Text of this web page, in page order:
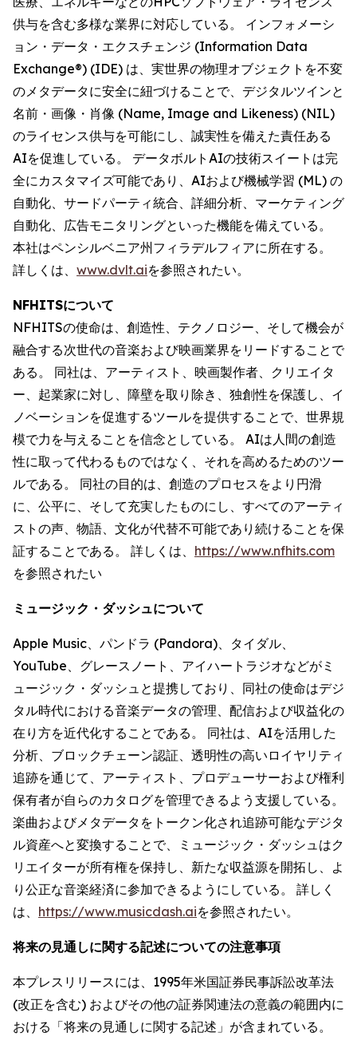
供与を含む多様な業界に対応している。 インフォメーシ
ョン・データ・エクスチェンジ (Information Data
Exchange®) (IDE) は、実世界の物理オブジェクトを不変
のメタデータに安全に紐づけることで、デジタルツインと
名前・画像・肖像 (Name, Image and Likeness) (NIL)
のライセンス供与を可能にし、誠実性を備えた責任ある
AIを促進している。 データボルトAIの技術スイートは完
全にカスタマイズ可能であり、AIおよび機械学習 (ML) の
自動化、サードパーティ統合、詳細分析、マーケティング
自動化、広告モニタリングといった機能を備えている。
本社はペンシルベニア州フィラデルフィアに所在する。
詳しくは、 www.dvlt.aiを参照されたい。
NFHITSについて
NFHITSの使命は、創造性、テクノロジー、そして機会が
融合する次世代の音楽および映画業界をリードすることで
ある。 同社は、アーティスト、映画製作者、クリエイタ
ー、起業家に対し、障壁を取り除き、独創性を保護し、イ
ノベーションを促進するツールを提供することで、世界規
模で力を与えることを信念としている。 AIは人間の創造
性に取って代わるものではなく、それを高めるためのツー
ルである。 同社の目的は、創造のプロセスをより円滑
に、公平に、そして充実したものにし、すべてのアーティ
ストの声、物語、文化が代替不可能であり続けることを保
証することである。 詳しくは、 https://www.nfhits.com
を参照されたい
ミュージック・ダッシュについて
Apple Music、パンドラ (Pandora)、タイダル、
YouTube、グレースノート、アイハートラジオなどがミ
ュージック・ダッシュと提携しており、同社の使命はデジ
タル時代における音楽データの管理、配信および収益化の
在り方を近代化することである。 同社は、AIを活用した
分析、ブロックチェーン認証、透明性の高いロイヤリティ
追跡を通じて、アーティスト、プロデューサーおよび権利
保有者が自らのカタログを管理できるよう支援している。
楽曲およびメタデータをトークン化され追跡可能なデジタ
ル資産へと変換することで、ミュージック・ダッシュはク
リエイターが所有権を保持し、新たな収益源を開拓し、よ
り公正な音楽経済に参加できるようにしている。 詳しく
は、 https://www.musicdash.aiを参照されたい。
将来の見通しに関する記述についての注意事項
本プレスリリースには、1995年米国証券民事訴訟改革法
(改正を含む) およびその他の証券関連法の意義の範囲内に
おける「将来の見通しに関する記述」が含まれている。